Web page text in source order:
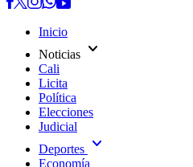
Inicio
Noticias expand_more
Cali
Licita
Política
Elecciones
Judicial
Deportes expand_more
Economía